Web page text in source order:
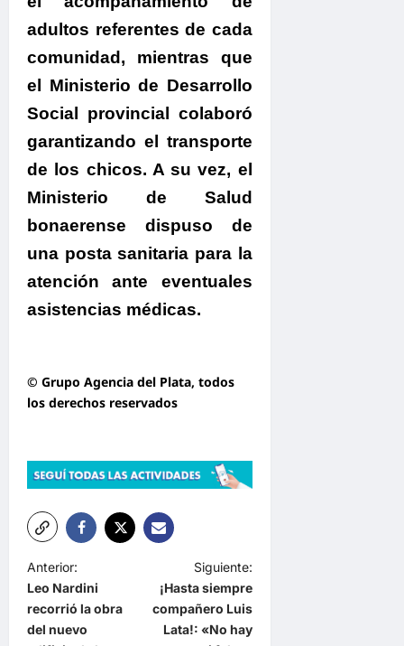
adultos referentes de cada
comunidad, mientras que
el Ministerio de Desarrollo
Social provincial colaboró
garantizando el transporte
de los chicos. A su vez, el
Ministerio de Salud
bonaerense dispuso de
una posta sanitaria para la
atención ante eventuales
asistencias médicas.
© Grupo Agencia del Plata, todos
los derechos reservados
N
a
v
Anterior:
Leo Nardini
recorrió la obra
del nuevo
Siguiente:
¡Hasta siempre
compañero Luis
Lata!: «No hay